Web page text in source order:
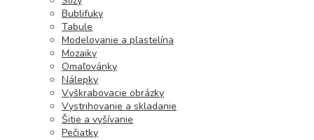
Bublifuky
Tabule
Modelovanie a plastelína
Mozaiky
Omaľovánky
Nálepky
Vyškrabovacie obrázky
Vystrihovanie a skladanie
Šitie a vyšívanie
Pečiatky